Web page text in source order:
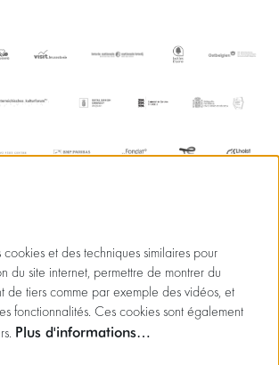
cookies et des techniques similaires pour
du site internet, permettre de montrer du
de tiers comme par exemple des vidéos, et
fonctionnalités. Ces cookies sont également
Plus d'informations…